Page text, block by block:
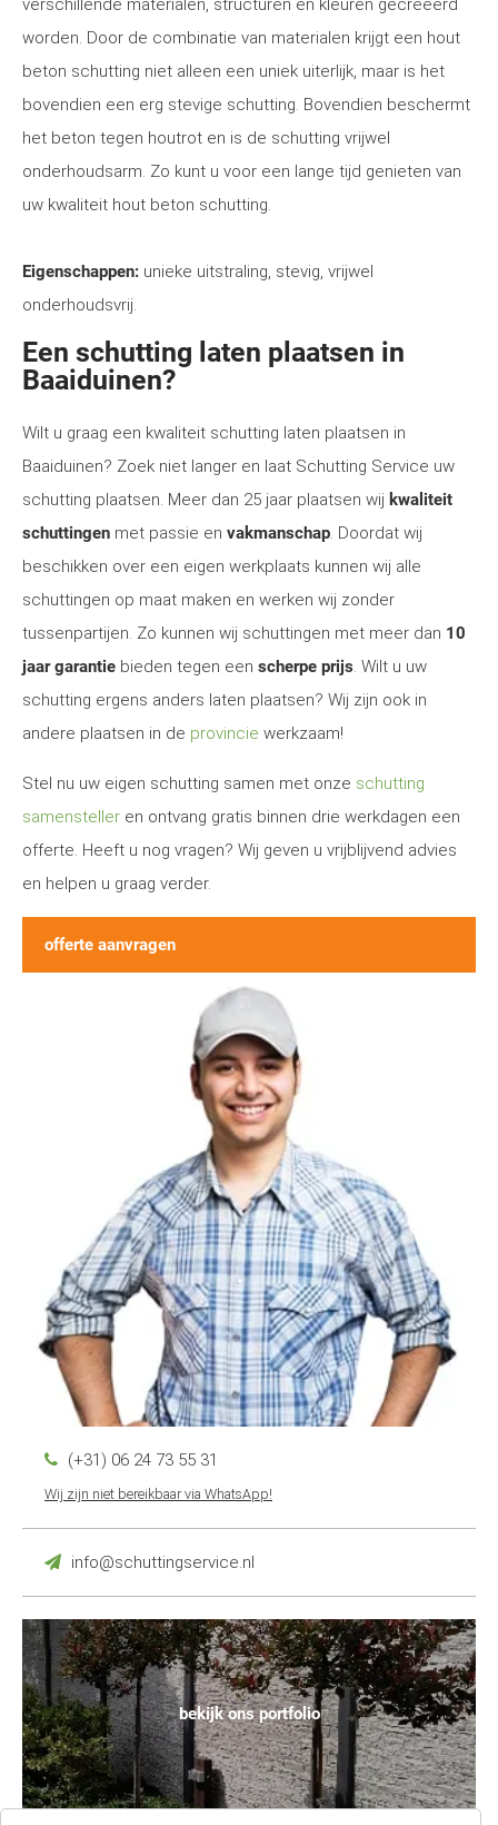
verschillende materialen, structuren en kleuren gecreëerd
worden. Door de combinatie van materialen krijgt een hout
beton schutting niet alleen een uniek uiterlijk, maar is het
bovendien een erg stevige schutting. Bovendien beschermt
het beton tegen houtrot en is de schutting vrijwel
onderhoudsarm. Zo kunt u voor een lange tijd genieten van
uw kwaliteit hout beton schutting.
Eigenschappen: unieke uitstraling, stevig, vrijwel
onderhoudsvrij.
Een schutting laten plaatsen in
Baaiduinen?
Wilt u graag een kwaliteit schutting laten plaatsen in
Baaiduinen? Zoek niet langer en laat Schutting Service uw
schutting plaatsen. Meer dan 25 jaar plaatsen wij kwaliteit
schuttingen met passie en vakmanschap. Doordat wij
beschikken over een eigen werkplaats kunnen wij alle
schuttingen op maat maken en werken wij zonder
tussenpartijen. Zo kunnen wij schuttingen met meer dan 10
jaar garantie bieden tegen een scherpe prijs. Wilt u uw
schutting ergens anders laten plaatsen? Wij zijn ook in
andere plaatsen in de provincie werkzaam!
Stel nu uw eigen schutting samen met onze schutting
samensteller en ontvang gratis binnen drie werkdagen een
offerte. Heeft u nog vragen? Wij geven u vrijblijvend advies
en helpen u graag verder.
offerte aanvragen
(+31) 06 24 73 55 31
Wij zijn niet bereikbaar via WhatsApp!
info@schuttingservice.nl
bekijk ons portfolio